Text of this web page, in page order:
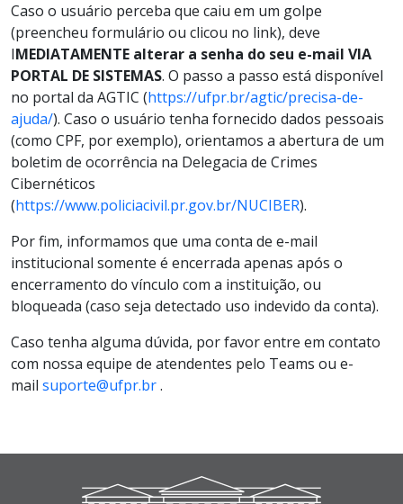
Caso o usuário perceba que caiu em um golpe
(preencheu formulário ou clicou no link), deve
IMEDIATAMENTE alterar a senha do seu e-mail VIA
PORTAL DE SISTEMAS. O passo a passo está disponível
no portal da AGTIC (https://ufpr.br/agtic/precisa-de-
ajuda/). Caso o usuário tenha fornecido dados pessoais
(como CPF, por exemplo), orientamos a abertura de um
boletim de ocorrência na Delegacia de Crimes
Cibernéticos
(https://www.policiacivil.pr.gov.br/NUCIBER).
Por fim, informamos que uma conta de e-mail
institucional somente é encerrada apenas após o
encerramento do vínculo com a instituição, ou
bloqueada (caso seja detectado uso indevido da conta).
Caso tenha alguma dúvida, por favor entre em contato
com nossa equipe de atendentes pelo Teams ou e-
mail suporte@ufpr.br.